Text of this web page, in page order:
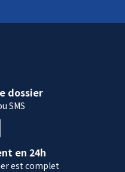
dossier
SMS
en 24h
est complet